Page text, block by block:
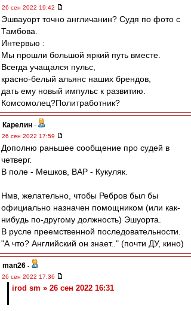
26 сен 2022 19:42
Эшвауорт точно англичанин? Судя по фото с
Тамбова.
Интервью :
Мы прошли большой яркий путь вместе.
Всегда учащался пульс,
красно-белый альянс наших брендов,
дать ему новый импульс к развитию.
Комсомолец?Политработник?
Карелин -
26 сен 2022 17:59
Дополню раньшее сообщение про судей в
четверг.
В поле - Мешков, ВАР - Кукуляк.
Нмв, желательно, чтобы Ребров был бы
официально назначен помощником (или как-
нибудь по-другому должность) Эшуорта.
В русле преемственной последовательности.
"А что? Английский он знает.." (почти ДУ, кино)
man26 -
26 сен 2022 17:36
irod sm » 26 сен 2022 16:31